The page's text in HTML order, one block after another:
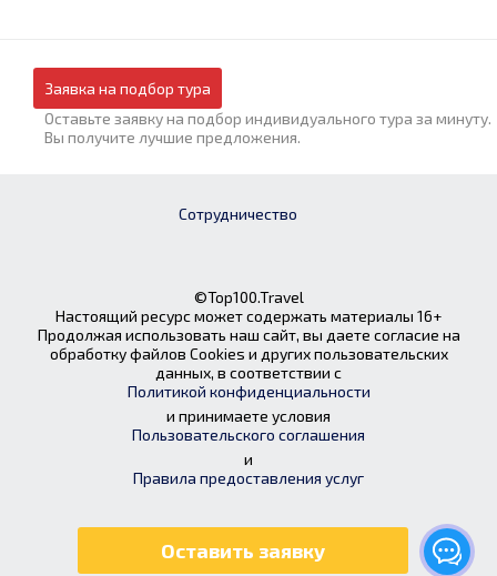
Оставить заявку
Заявка на подбор тура
Оставьте заявку на подбор индивидуального тура за минуту.
Вы получите лучшие предложения.
Сотрудничество
©Top100.Travel
Настоящий ресурс может содержать материалы 16+
Продолжая использовать наш сайт, вы даете согласие на
обработку файлов Cookies и других пользовательских
данных, в соответствии с
Политикой конфиденциальности
и принимаете условия
Пользовательского соглашения
и
Правила предоставления услуг